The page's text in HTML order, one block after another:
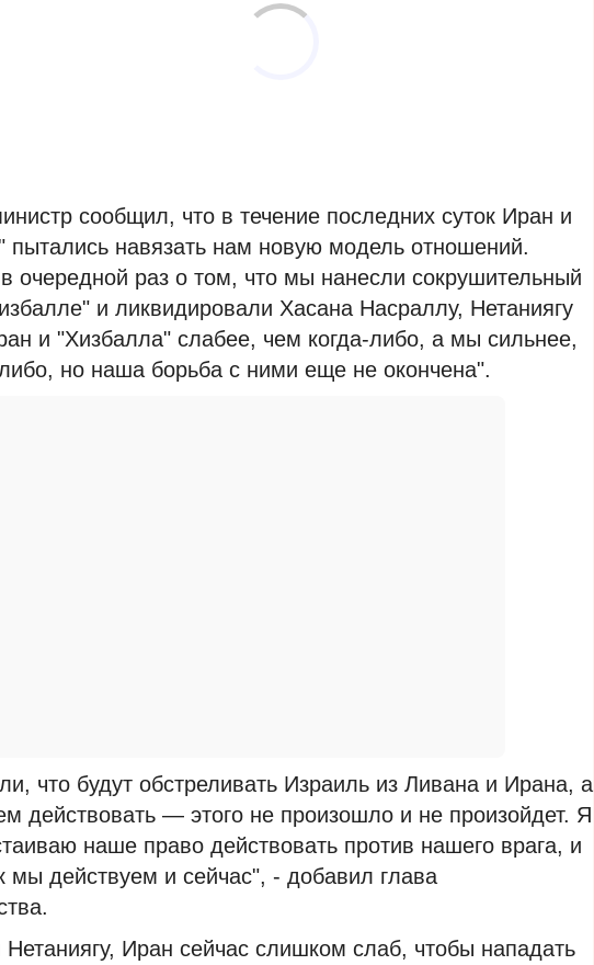
сообщил, что в течение последних суток Иран и
пытались навязать нам новую модель отношений.
очередной раз о том, что мы нанесли сокрушительный
и ликвидировали Хасана Насраллу, Нетаниягу
и "Хизбалла" слабее, чем когда-либо, а мы сильнее,
но наша борьба с ними еще не окончена".
что будут обстреливать Израиль из Ливана и Ирана, а
действовать — этого не произошло и не произойдет. Я
наше право действовать против нашего врага, и
мы действуем и сейчас", - добавил глава
Иран сейчас слишком слаб, чтобы нападать